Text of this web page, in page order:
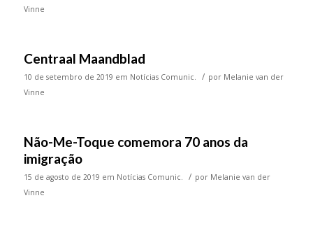
Vinne
Centraal Maandblad
10 de setembro de 2019 em Notícias Comunic. / por Melanie van der
Vinne
Não-Me-Toque comemora 70 anos da
imigração
15 de agosto de 2019 em Notícias Comunic. / por Melanie van der
Vinne